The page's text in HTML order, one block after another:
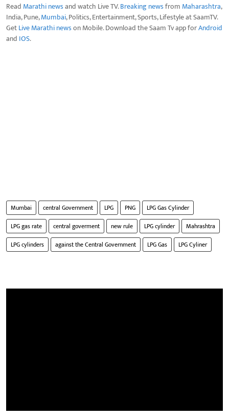
Read Marathi newsand watch Live TV.Breaking newsfrom Maharashtra,
India, Pune,Mumbai, Politics, Entertainment, Sports, Lifestyle at SaamTV.
GetLive Marathi newson Mobile. Download the Saam Tv app forAndroid
and IOS.
Mumbai central Government LPG PNG
LPG Gas Cylinder
LPG gas rate
central goverment new rule LPG cylinder
Mahrashtra
LPG cylinders
against the Central Government LPG Gas LPG Cyliner